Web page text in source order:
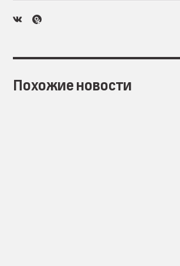
Похожие новости